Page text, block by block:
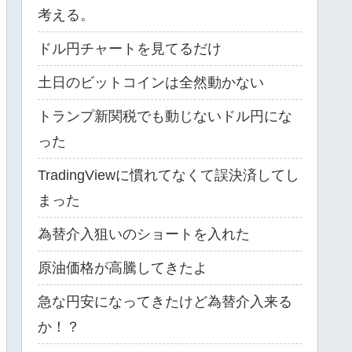
考える。
ドル円チャートを見てるだけ
土日のビットコインは全然動かない
トランプ新関税でも動じないドル円にな
った
TradingViewに慣れてなくて誤決済してし
まった
為替介入狙いのショートを入れた
原油価格が高騰してきたよ
急な円安になってきたけど為替介入来る
か！？